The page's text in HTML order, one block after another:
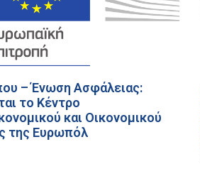
– Ένωση Ασφάλειας:
το Κέντρο
και Οικονομικού
της Ευρωπόλ